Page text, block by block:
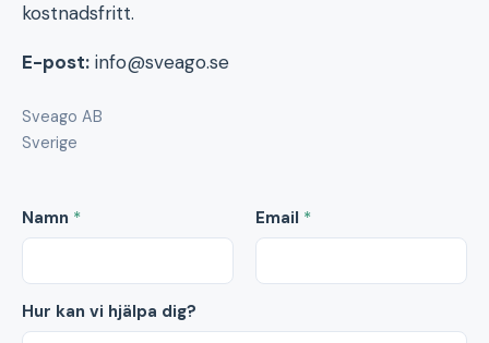
kostnadsfritt.
E-post: info@sveago.se
Sveago AB
Sverige
Namn * Email *
Hur kan vi hjälpa dig?